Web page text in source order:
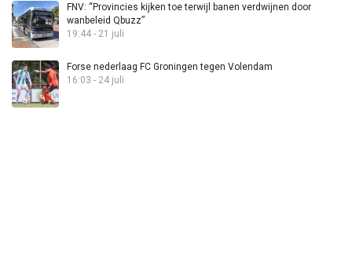
FNV: “Provincies kijken toe terwijl banen verdwijnen door
wanbeleid Qbuzz”
19:44 - 21 juli
Forse nederlaag FC Groningen tegen Volendam
16:03 - 24 juli